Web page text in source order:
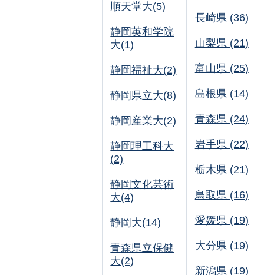
順天堂大(5)
静岡英和学院
大(1)
静岡福祉大(2)
静岡県立大(8)
静岡産業大(2)
静岡理工科大
(2)
静岡文化芸術
大(4)
静岡大(14)
青森県立保健
大(2)
長崎県 (36)
山梨県 (21)
富山県 (25)
島根県 (14)
青森県 (24)
岩手県 (22)
栃木県 (21)
鳥取県 (16)
愛媛県 (19)
大分県 (19)
新潟県 (19)